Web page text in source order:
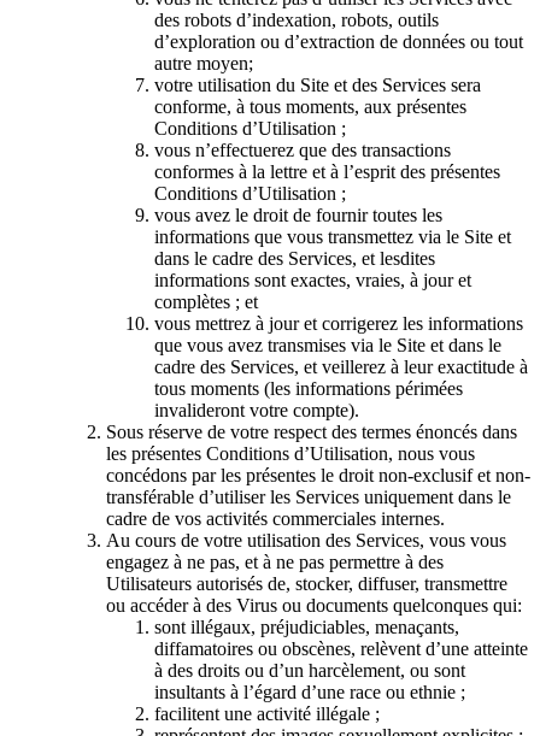
des robots d’indexation, robots, outils
d’exploration ou d’extraction de données ou tout
autre moyen;
votre utilisation du Site et des Services sera
conforme, à tous moments, aux présentes
Conditions d’Utilisation ;
vous n’effectuerez que des transactions
conformes à la lettre et à l’esprit des présentes
Conditions d’Utilisation ;
vous avez le droit de fournir toutes les
informations que vous transmettez via le Site et
dans le cadre des Services, et lesdites
informations sont exactes, vraies, à jour et
complètes ; et
vous mettrez à jour et corrigerez les informations
que vous avez transmises via le Site et dans le
cadre des Services, et veillerez à leur exactitude à
tous moments (les informations périmées
invalideront votre compte).
Sous réserve de votre respect des termes énoncés dans
les présentes Conditions d’Utilisation, nous vous
concédons par les présentes le droit non-exclusif et non-
transférable d’utiliser les Services uniquement dans le
cadre de vos activités commerciales internes.
Au cours de votre utilisation des Services, vous vous
engagez à ne pas, et à ne pas permettre à des
Utilisateurs autorisés de, stocker, diffuser, transmettre
ou accéder à des Virus ou documents quelconques qui:
sont illégaux, préjudiciables, menaçants,
diffamatoires ou obscènes, relèvent d’une atteinte
à des droits ou d’un harcèlement, ou sont
insultants à l’égard d’une race ou ethnie ;
facilitent une activité illégale ;